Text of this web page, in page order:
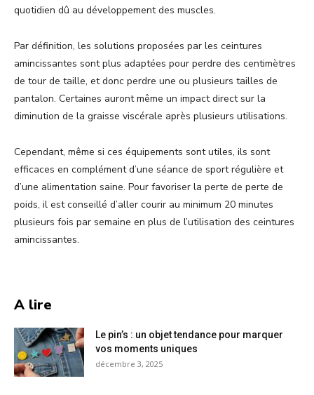
quotidien dû au développement des muscles.
Par définition, les solutions proposées par les ceintures
amincissantes sont plus adaptées pour perdre des centimètres
de tour de taille, et donc perdre une ou plusieurs tailles de
pantalon. Certaines auront même un impact direct sur la
diminution de la graisse viscérale après plusieurs utilisations.
Cependant, même si ces équipements sont utiles, ils sont
efficaces en complément d’une séance de sport régulière et
d’une alimentation saine. Pour favoriser la perte de perte de
poids, il est conseillé d’aller courir au minimum 20 minutes
plusieurs fois par semaine en plus de l’utilisation des ceintures
amincissantes.
A lire
Le pin’s : un objet tendance pour marquer
vos moments uniques
décembre 3, 2025